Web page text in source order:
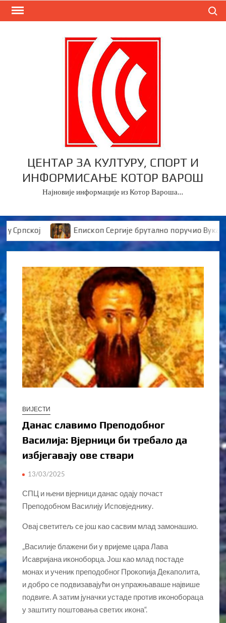
Skip
ЦЕНТАР ЗА КУЛТУРУ, СПОРТ И
ИНФОРМИСАЊЕ КОТОР ВАРОШ
Најновије информације из Котор Вароша…
Епископ Сергије брутално поручио
ВИЈЕСТИ
Данас славимо Преподобног
Василија: Вјерници би требало да
избјегавају ове ствари
13/03/2025
СПЦ и њени вјерници данас одају почаст
Преподобном Василију Исповједнику.
Овај светитељ се још као сасвим млад замонашио.
„Василије блажени би у вријеме цара Лава
Исавријана иконоборца. Још као млад постаде
монах и ученик преподобног Прокопија Декаполита,
и добро се подвизавајући он упражњаваше највише
подвиге. А затим јуначки устаде против иконобораца
у заштиту поштовања светих икона“.